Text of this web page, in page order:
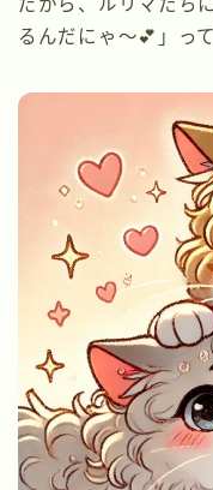
だから、ルリマたち
るんだにゃ〜💕」っ